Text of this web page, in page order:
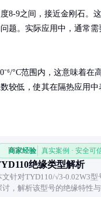
8-9之间，接近金刚石。
题。实际应用中，通常
°C范围内，这意味着在
较低，使其在隔热应用中
商家经验 真实案例 · 安全可
绝缘类型解析
文针对TYD110/√3-0.02W3
讨，解析该型号的绝缘特性